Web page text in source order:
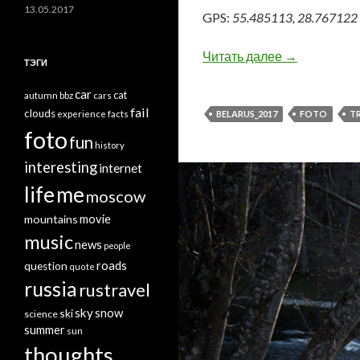
GPS: 55.485113, 28.767122
Читать далее Беларусь,
→
BELARUS_2017 FOTO
13.05.2017
ТЭГИ
autumn bbzcar cars cat
clouds experience facts fail
fotofun history
interestinginternet
lifememoscow
mountainsmovie
musicnews people
question quote roads
russia rustravel
science skiskysnow
summer sun